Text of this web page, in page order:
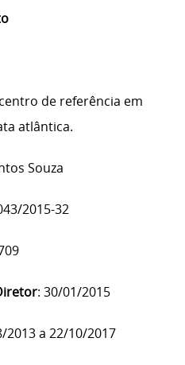
de referência em
atlântica.
Souza
2015-32
: 30/01/2015
2013 a 22/10/2017